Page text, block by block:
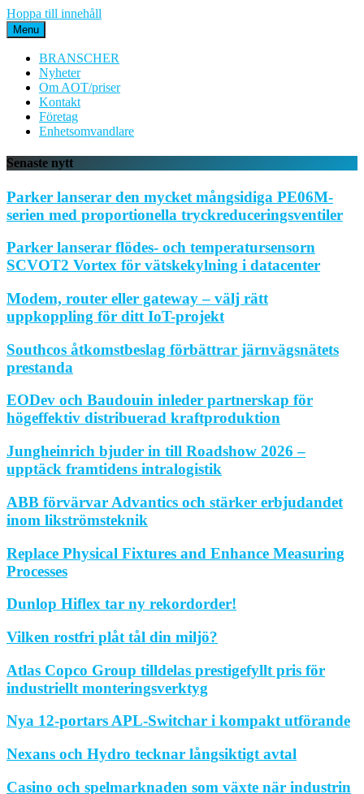
Hoppa till innehåll
Menu
BRANSCHER
Nyheter
Om AOT/priser
Kontakt
Företag
Enhetsomvandlare
Senaste nytt
Parker lanserar den mycket mångsidiga PE06M-
serien med proportionella tryckreduceringsventiler
Parker lanserar flödes- och temperatursensorn
SCVOT2 Vortex för vätskekylning i datacenter
Modem, router eller gateway – välj rätt
uppkoppling för ditt IoT-projekt
Southcos åtkomstbeslag förbättrar järnvägsnätets
prestanda
EODev och Baudouin inleder partnerskap för
högeffektiv distribuerad kraftproduktion
Jungheinrich bjuder in till Roadshow 2026 –
upptäck framtidens intralogistik
ABB förvärvar Advantics och stärker erbjudandet
inom likströmsteknik
Replace Physical Fixtures and Enhance Measuring
Processes
Dunlop Hiflex tar ny rekordorder!
Vilken rostfri plåt tål din miljö?
Atlas Copco Group tilldelas prestigefyllt pris för
industriellt monteringsverktyg
Nya 12-portars APL-Switchar i kompakt utförande
Nexans och Hydro tecknar långsiktigt avtal
Casino och spelmarknaden som växte när industrin